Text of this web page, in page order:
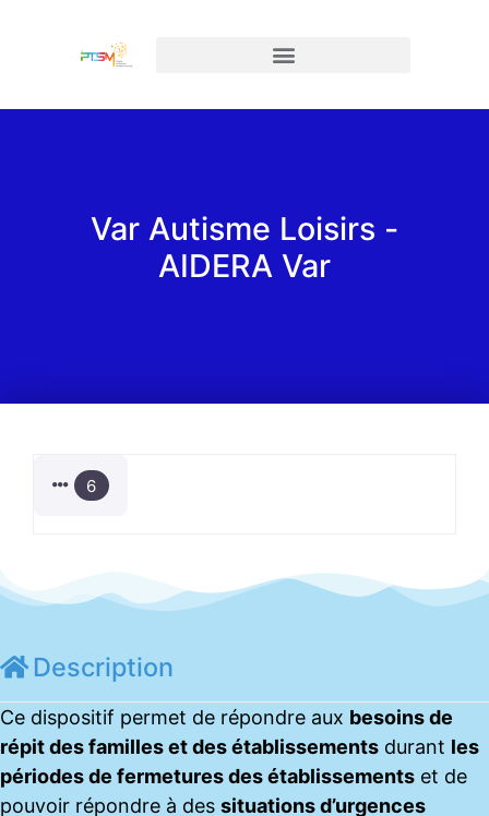
Var Autisme Loisirs -
AIDERA Var
6
Description
Ce dispositif permet de répondre aux besoins de
répit des familles et des établissements durant les
périodes de fermetures des établissements et de
pouvoir répondre à des situations d’urgences